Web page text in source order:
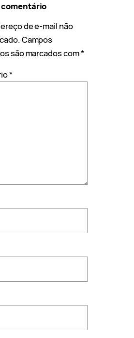
comentário
de e-mail não
Campos
são marcados com*
*